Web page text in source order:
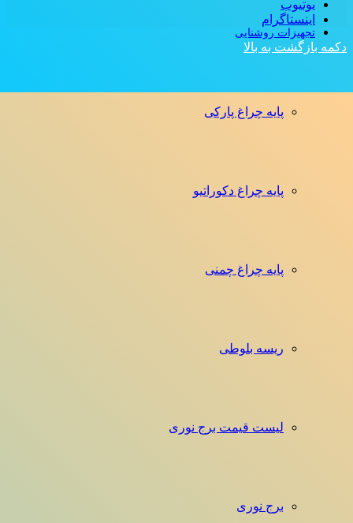
تجهیزات روشنایی
پایه چراغ پارکی
پایه چراغ دکوراتیو
پایه چراغ چمنی
ریسه بلوطی
لیست قیمت برج نوری
برج نوری
یوتیوب
اینستاگرام
دکمه بازگشت به بالا